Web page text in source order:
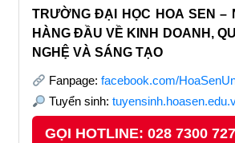
TRƯỜNG ĐẠI HỌC HOA SEN –
HÀNG ĐẦU VỀ KINH DOANH,
NGHỆ VÀ SÁNG TẠO
Fanpage: facebook.com/
Tuyển sinh:
GỌI HOTLINE: 028 7300